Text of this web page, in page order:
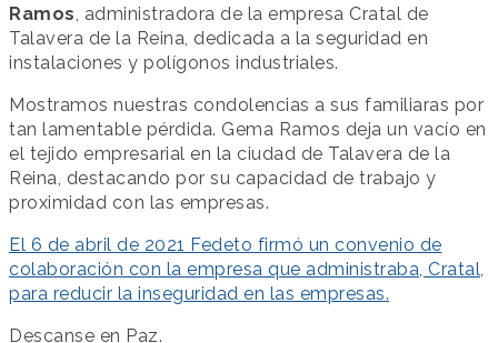
Ramos, administradora de la empresa Cratal de
Talavera de la Reina, dedicada a la seguridad en
instalaciones y polígonos industriales.
Mostramos nuestras condolencias a sus familiaras por
tan lamentable pérdida. Gema Ramos deja un vacío en
el tejido empresarial en la ciudad de Talavera de la
Reina, destacando por su capacidad de trabajo y
proximidad con las empresas.
El 6 de abril de 2021 Fedeto firmó un convenio de
colaboración con la empresa que administraba, Cratal,
para reducir la inseguridad en las empresas.
Descanse en Paz.